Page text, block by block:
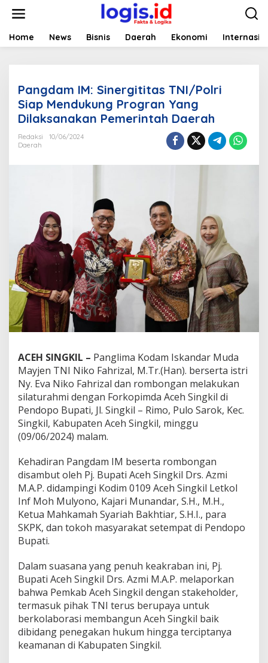
t
Home News Bisnis Daerah Ekonomi
Pangdam IM: Sinergititas TNI/Polri
Siap Mendukung Progran Yang
Dilaksanakan Pemerintah Daerah
Redaksi
10/06/2024
Daerah
ACEH SINGKIL – Panglima Kodam Iskandar Muda
Mayjen TNI Niko Fahrizal, M.Tr.(Han). berserta istri
Ny. Eva Niko Fahrizal dan rombongan melakukan
silaturahmi dengan Forkopimda Aceh Singkil di
Pendopo Bupati, Jl. Singkil – Rimo, Pulo Sarok, Kec.
Singkil, Kabupaten Aceh Singkil, minggu
(09/06/2024) malam.
Kehadiran Pangdam IM beserta rombongan
disambut oleh Pj. Bupati Aceh Singkil Drs. Azmi
M.A.P. didampingi Kodim 0109 Aceh Singkil Letkol
Inf Moh Mulyono, Kajari Munandar, S.H., M.H.,
Ketua Mahkamah Syariah Bakhtiar, S.H.I., para
SKPK, dan tokoh masyarakat setempat di Pendopo
Bupati.
Dalam suasana yang penuh keakraban ini, Pj.
Bupati Aceh Singkil Drs. Azmi M.A.P. melaporkan
bahwa Pemkab Aceh Singkil dengan stakeholder,
termasuk pihak TNI terus berupaya untuk
berkolaborasi membangun Aceh Singkil baik
dibidang penegakan hukum hingga terciptanya
keamanan di Kabupaten Singkil.